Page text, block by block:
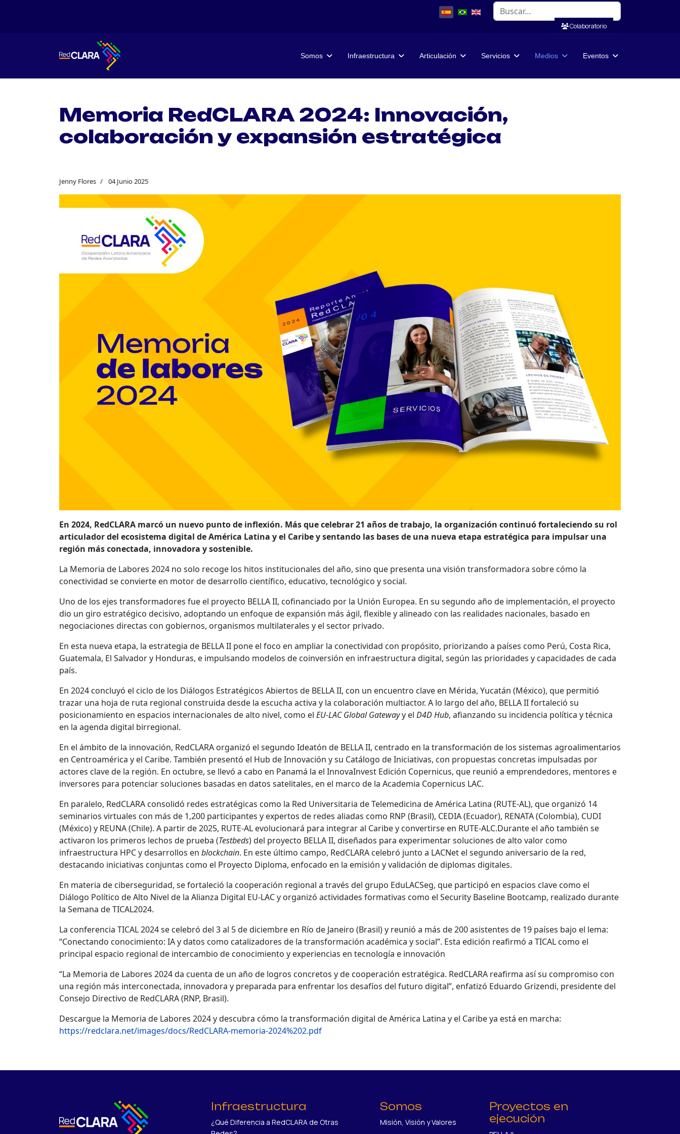
Buscar
Colaboratorio
Somos Infraestructura Articulación Servicios Medios Eventos
Memoria RedCLARA 2024: Innovación,
colaboración y expansión estratégica
Jenny Flores 04 Junio 2025
En 2024, RedCLARA marcó un nuevo punto de inflexión. Más que celebrar 21 años de trabajo, la organización continuó fortaleciendo su rol
articulador del ecosistema digital de América Latina y el Caribe y sentando las bases de una nueva etapa estratégica para impulsar una
región más conectada, innovadora y sostenible.
La Memoria de Labores 2024 no solo recoge los hitos institucionales del año, sino que presenta una visión transformadora sobre cómo la
conectividad se convierte en motor de desarrollo científico, educativo, tecnológico y social.
Uno de los ejes transformadores fue el proyecto BELLA II, cofinanciado por la Unión Europea. En su segundo año de implementación, el proyecto
dio un giro estratégico decisivo, adoptando un enfoque de expansión más ágil, flexible y alineado con las realidades nacionales, basado en
negociaciones directas con gobiernos, organismos multilaterales y el sector privado.
En esta nueva etapa, la estrategia de BELLA II pone el foco en ampliar la conectividad con propósito, priorizando a países como Perú, Costa Rica,
Guatemala, El Salvador y Honduras, e impulsando modelos de coinversión en infraestructura digital, según las prioridades y capacidades de cada
país.
En 2024 concluyó el ciclo de los Diálogos Estratégicos Abiertos de BELLA II, con un encuentro clave en Mérida, Yucatán (México), que permitió
trazar una hoja de ruta regional construida desde la escucha activa y la colaboración multiactor. A lo largo del año, BELLA II fortaleció su
posicionamiento en espacios internacionales de alto nivel, como el EU-LAC Global Gatewayy el D4D Hub, afianzando su incidencia política y técnica
en la agenda digital birregional.
En el ámbito de la innovación, RedCLARA organizó el segundo Ideatón de BELLA II, centrado en la transformación de los sistemas agroalimentarios
en Centroamérica y el Caribe. También presentó el Hub de Innovación y su Catálogo de Iniciativas, con propuestas concretas impulsadas por
actores clave de la región. En octubre, se llevó a cabo en Panamá la el InnovaInvest Edición Copernicus, que reunió a emprendedores, mentores e
inversores para potenciar soluciones basadas en datos satelitales, en el marco de la Academia Copernicus LAC.
En paralelo, RedCLARA consolidó redes estratégicas como la Red Universitaria de Telemedicina de América Latina (RUTE-AL), que organizó 14
seminarios virtuales con más de 1,200 participantes y expertos de redes aliadas como RNP (Brasil), CEDIA (Ecuador), RENATA (Colombia), CUDI
(México) y REUNA (Chile). A partir de 2025, RUTE-AL evolucionará para integrar al Caribe y convertirse en RUTE-ALC.Durante el año también se
activaron los primeros lechos de prueba (Testbeds) del proyecto BELLA II, diseñados para experimentar soluciones de alto valor como
infraestructura HPC y desarrollos en blockchain. En este último campo, RedCLARA celebró junto a LACNet el segundo aniversario de la red,
destacando iniciativas conjuntas como el Proyecto Diploma, enfocado en la emisión y validación de diplomas digitales.
En materia de ciberseguridad, se fortaleció la cooperación regional a través del grupo EduLACSeg, que participó en espacios clave como el
Diálogo Político de Alto Nivel de la Alianza Digital EU-LAC y organizó actividades formativas como el Security Baseline Bootcamp, realizado durante
la Semana de TICAL2024.
La conferencia TICAL 2024 se celebró del 3 al 5 de diciembre en Río de Janeiro (Brasil) y reunió a más de 200 asistentes de 19 países bajo el lema:
“Conectando conocimiento: IA y datos como catalizadores de la transformación académica y social”. Esta edición reafirmó a TICAL como el
principal espacio regional de intercambio de conocimiento y experiencias en tecnología e innovación
“La Memoria de Labores 2024 da cuenta de un año de logros concretos y de cooperación estratégica. RedCLARA reafirma así su compromiso con
una región más interconectada, innovadora y preparada para enfrentar los desafíos del futuro digital”, enfatizó Eduardo Grizendi, presidente del
Consejo Directivo de RedCLARA (RNP, Brasil).
Descargue la Memoria de Labores 2024 y descubra cómo la transformación digital de América Latina y el Caribe ya está en marcha:
https://redclara.net/images/docs/RedCLARA-memoria-2024%202.pdf
Infraestructura
¿Qué Diferencia a RedCLARA de Otras
Somos
Misión, Visión y Valores
Proyectos en
ejecución